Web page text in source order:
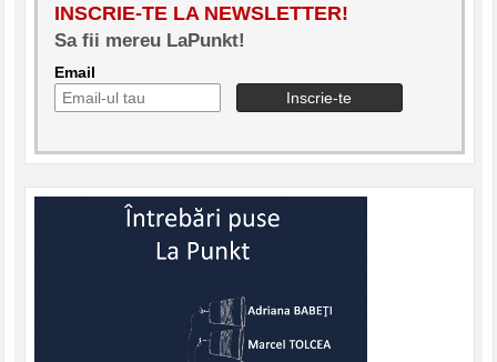
INSCRIE-TE LA NEWSLETTER!
Sa fii mereu LaPunkt!
Email